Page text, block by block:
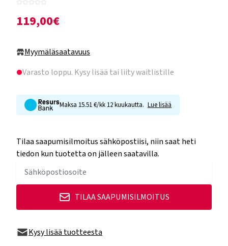
119,00€
Myymäläsaatavuus
Varasto loppu. Kysy lisää tai liity waitlistille
Maksa 15.51 €/kk 12 kuukautta. Lue lisää
Tilaa saapumisilmoitus sähköpostiisi, niin saat heti
tiedon kun tuotetta on jälleen saatavilla.
TILAA SAAPUMISILMOITUS
Kysy lisää tuotteesta